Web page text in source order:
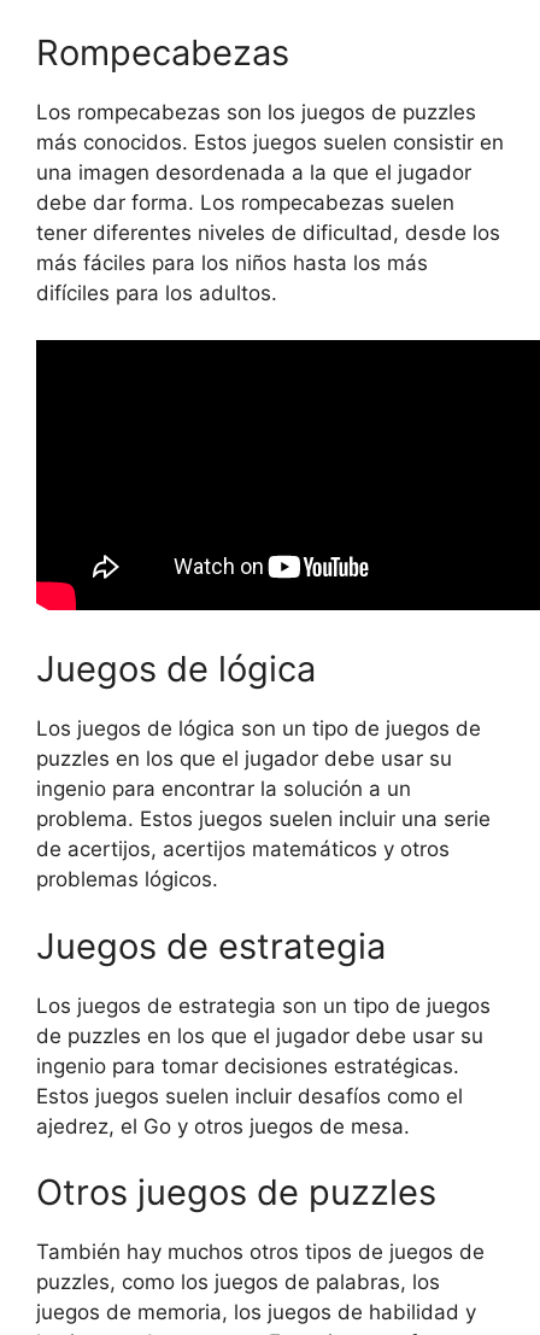
Rompecabezas
Los rompecabezas son los juegos de puzzles
más conocidos. Estos juegos suelen consistir en
una imagen desordenada a la que el jugador
debe dar forma. Los rompecabezas suelen
tener diferentes niveles de dificultad, desde los
más fáciles para los niños hasta los más
difíciles para los adultos.
Juegos de lógica
Los juegos de lógica son un tipo de juegos de
puzzles en los que el jugador debe usar su
ingenio para encontrar la solución a un
problema. Estos juegos suelen incluir una serie
de acertijos, acertijos matemáticos y otros
problemas lógicos.
Juegos de estrategia
Los juegos de estrategia son un tipo de juegos
de puzzles en los que el jugador debe usar su
ingenio para tomar decisiones estratégicas.
Estos juegos suelen incluir desafíos como el
ajedrez, el Go y otros juegos de mesa.
Otros juegos de puzzles
También hay muchos otros tipos de juegos de
puzzles, como los juegos de palabras, los
juegos de memoria, los juegos de habilidad y